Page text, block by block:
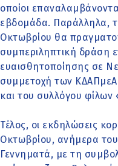
οποίοι
εβδομάδα. Παράλληλα,
Οκτωβρίου θα
συμπεριληπτική δράση
ευαισθητοποίησης σε
συμμετοχή των
και του συλλόγου φίλων
Τέλος, οι εκδηλώσεις
Οκτωβρίου, ανήμερα
Γεννηματά, με τη